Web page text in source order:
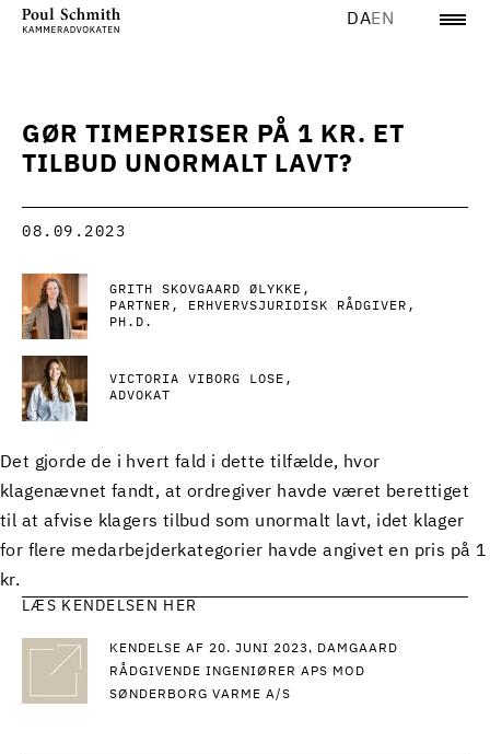
DAEN
GØR TIMEPRISER PÅ 1 KR. ET
TILBUD UNORMALT LAVT?
08.09.2023
GRITH SKOVGAARD ØLYKKE
PARTNER, ERHVERVSJURIDISK RÅDGIVER,
PH.D.
VICTORIA VIBORG LOSE
ADVOKAT
Det gjorde de i hvert fald i dette tilfælde, hvor
klagenævnet fandt, at ordregiver havde været berettiget
til at afvise klagers tilbud som unormalt lavt, idet klager
for flere medarbejderkategorier havde angivet en pris på 1
kr.
LÆS KENDELSEN HER
KENDELSE AF 20. JUNI 2023, DAMGAARD
RÅDGIVENDE INGENIØRER APS MOD
SØNDERBORG VARME A/S